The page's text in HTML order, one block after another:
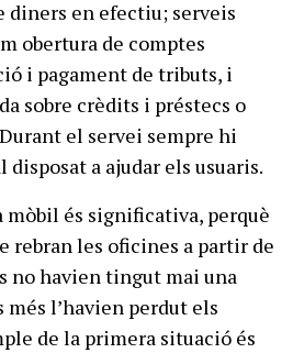
diners en efectiu; serveis
obertura de comptes
i pagament de tributs, i
sobre crèdits i préstecs o
el servei sempre hi
a ajudar els usuaris.
mòbil és significativa, perquè
rebran les oficines a partir de
no havien tingut mai una
més l’havien perdut els
de la primera situació és